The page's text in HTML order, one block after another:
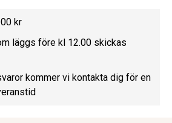
kr
läggs före kl 12.00 skickas
kommer vi kontakta dig för en